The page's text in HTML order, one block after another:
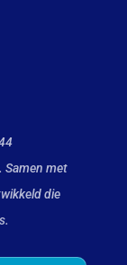
Samen met
die